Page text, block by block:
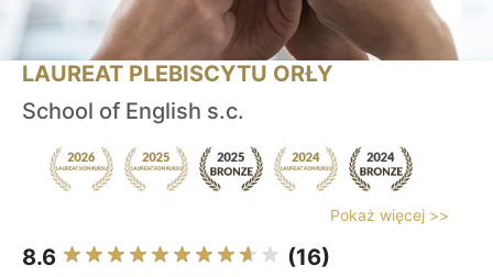
LAUREAT PLEBISCYTU ORŁY
School of English s.c.
Pokaż więcej >>
8.6 (16)